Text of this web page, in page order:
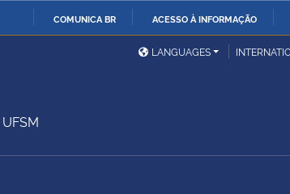
COMUNICA BR ACESSO À INFORMAÇÃO
Defesa
Ministério das Relações
ExterioresLANGUAGES